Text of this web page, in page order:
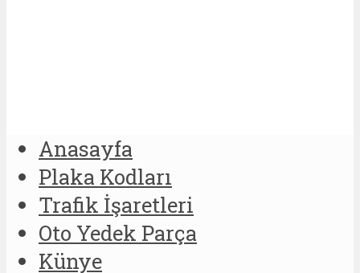
Anasayfa
Plaka Kodları
Trafik İşaretleri
Oto Yedek Parça
Künye